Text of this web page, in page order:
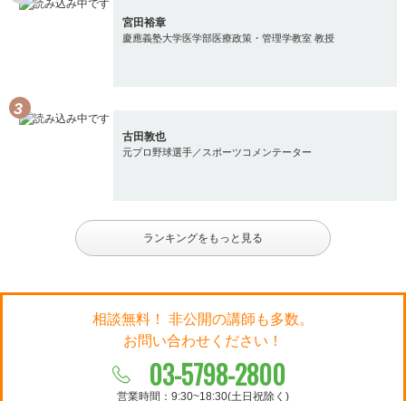
宮田裕章
慶應義塾大学医学部医療政策・管理学教室 教授
古田敦也
元プロ野球選手／スポーツコメンテーター
ランキングをもっと見る
相談無料！ 非公開の講師も多数。
お問い合わせください！
03-5798-2800
営業時間：9:30~18:30(土日祝除く)